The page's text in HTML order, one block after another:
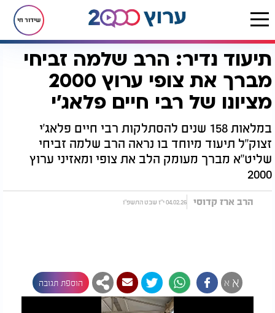
שידור חי
דף הבית יהדות תיעוד נדיר: הרב שלמה זביחי מברך את צופי ערוץ 2000 מציונו של רבי חיים פלאג'י
תיעוד נדיר: הרב שלמה זביחי
מברך את צופי ערוץ 2000
מציונו של רבי חיים פלאג'י
במלאות 158 שנים להסתלקות רבי חיים פלאג'י
זצוק"ל תיעוד מיוחד בו נראה הרב שלמה זביחי
שליט"א מברך מעומק הלב את צופי ומאזיני ערוץ
2000
הרב ארז קדוסי 04.02.26 י"ז שבט התשפ"ו
א א הוספת תגובה